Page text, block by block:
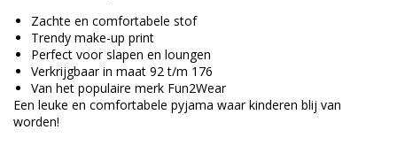
Zachte en comfortabele stof
Trendy make-up print
Perfect voor slapen en loungen
Verkrijgbaar in maat 92 t/m 176
Van het populaire merk Fun2Wear
Een leuke en comfortabele pyjama waar kinderen blij van
worden!